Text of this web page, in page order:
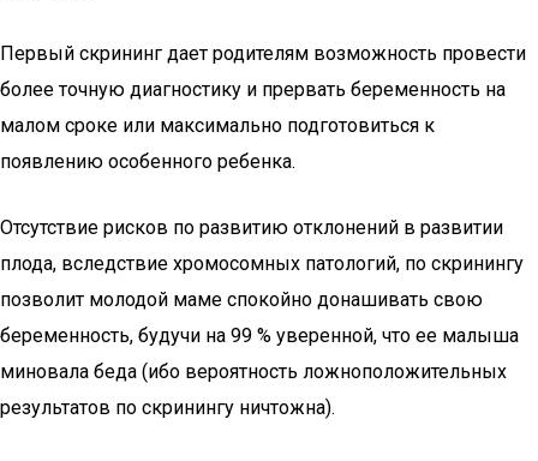
Первый скрининг дает родителям возможность провести
более точную диагностику и прервать беременность на
малом сроке или максимально подготовиться к
появлению особенного ребенка.
Отсутствие рисков по развитию отклонений в развитии
плода, вследствие хромосомных патологий, по скринингу
позволит молодой маме спокойно донашивать свою
беременность, будучи на 99 % уверенной, что ее малыша
миновала беда (ибо вероятность ложноположительных
результатов по скринингу ничтожна).